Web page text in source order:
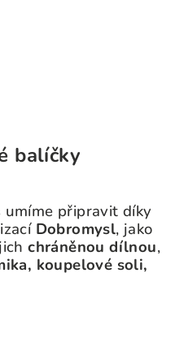
balíčky
umíme připravit díky
Dobromysl, jako
chráněnou dílnou,
koupelové soli,